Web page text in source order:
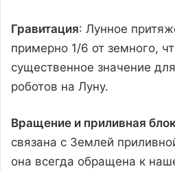
Гравитация: Лунное
примерно 1/6 от земного,
существенное значение
роботов на Луну.
Вращение и приливная
связана с Землей
она всегда обращена к